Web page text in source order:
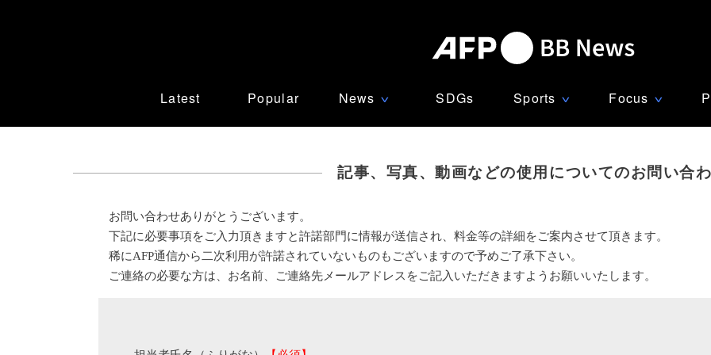
Latest Popular News ∨ SDGs Sports ∨ Focus ∨
記事、写真、動画などの使用についてのお問い合
お問い合わせありがとうございます。
下記に必要事項をご入力頂きますと許諾部門に情報が送信され、料金等の詳細をご案内させて頂きます。
稀にAFP通信から二次利用が許諾されていないものもございますので予めご了承下さい。
ご連絡の必要な方は、お名前、ご連絡先メールアドレスをご記入いただきますようお願いいたします。